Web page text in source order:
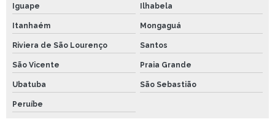
Iguape Ilhabela
Itanhaém Mongaguá
Riviera de São Lourenço Santos
São Vicente Praia Grande
Ubatuba São Sebastião
Peruíbe